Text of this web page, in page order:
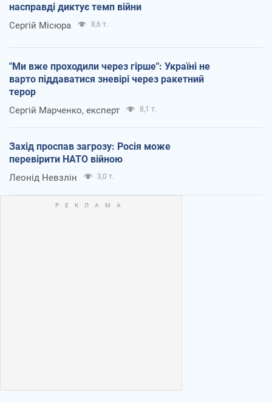
насправді диктує темп війни
Сергій Місюра 8,6 т.
"Ми вже проходили через гірше": Україні не
варто піддаватися зневірі через ракетний
терор
Сергій Марченко, експерт 8,1 т.
Захід проспав загрозу: Росія може
перевірити НАТО війною
Леонід Невзлін 3,0 т.